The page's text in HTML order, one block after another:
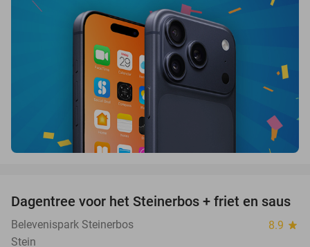
37%
Dagentree voor het Steinerbos + friet en saus
Belevenispark Steinerbos 8.9 star
Stein